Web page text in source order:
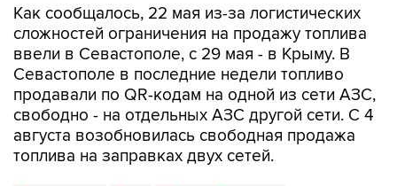
Как сообщалось, 22 мая из-за логистических
сложностей ограничения на продажу топлива
ввели в Севастополе, с 29 мая - в Крыму. В
Севастополе в последние недели топливо
продавали по QR-кодам на одной из сети АЗС,
свободно - на отдельных АЗС другой сети. С 4
августа возобновилась свободная продажа
топлива на заправках двух сетей.